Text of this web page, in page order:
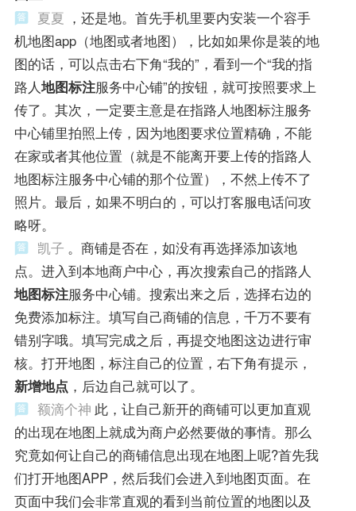
夏夏 ，还是地。首先手机里要内安装一个容手
机地图app（地图或者地图），比如如果你是装的地
图的话，可以点击右下角“我的”，看到一个“我的指
路人地图标注服务中心铺”的按钮，就可按照要求上
传了。其次，一定要主意是在指路人地图标注服务
中心铺里拍照上传，因为地图要求位置精确，不能
在家或者其他位置（就是不能离开要上传的指路人
地图标注服务中心铺的那个位置），不然上传不了
照片。最后，如果不明白的，可以打客服电话问攻
略呀。
凯子 。商铺是否在，如没有再选择添加该地
点。进入到本地商户中心，再次搜索自己的指路人
地图标注服务中心铺。搜索出来之后，选择右边的
免费添加标注。填写自己商铺的信息，千万不要有
错别字哦。填写完成之后，再提交地图这边进行审
核。打开地图，标注自己的位置，右下角有提示，
新增地点 ，后边自己就可以了。
额滴个神 此，让自己新开的商铺可以更加直观
的出现在地图上就成为商户必然要做的事情。那么
究竟如何让自己的商铺信息出现在地图上呢?首先我
们打开地图APP，然后我们会进入到地图页面。在
页面中我们会非常直观的看到当前位置的地图以及